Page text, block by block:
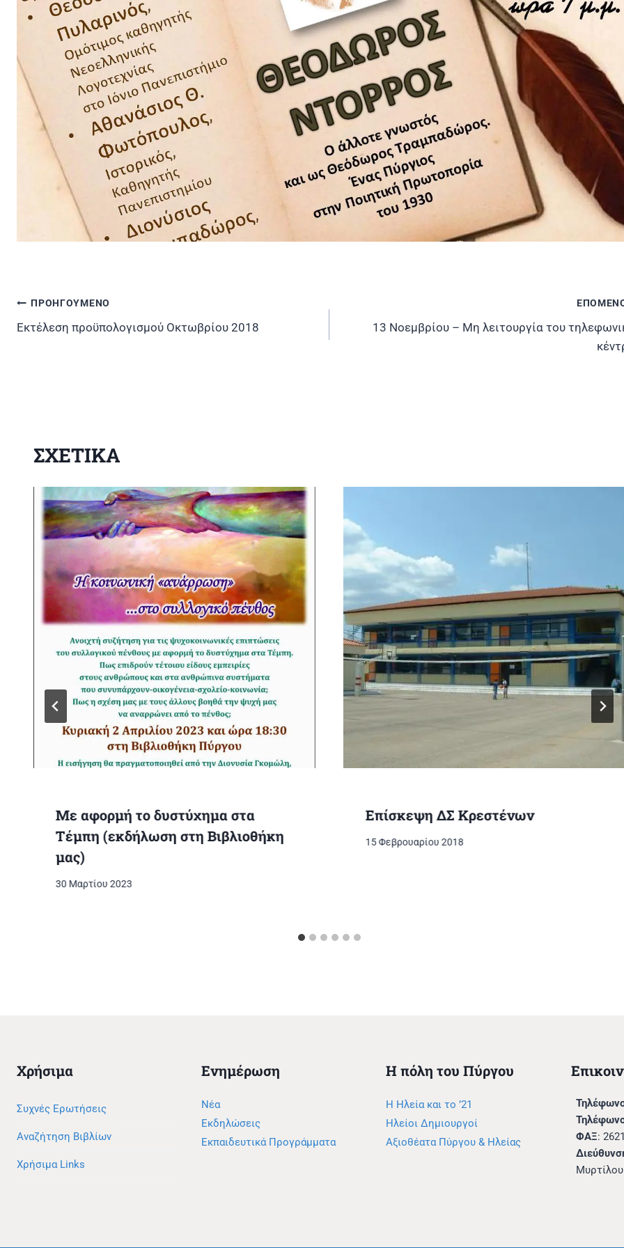
Πλοήγηση
ΠΡΟΗΓΟΥΜΕΝΟ
Εκτέλεση προϋπολογισμού Οκτωβρίου 2018
13 Νοεμβρίου – Μη λειτουργία του
ΣΧΕΤΙΚΑ
Με αφορμή το δυστύχημα στα
Τέμπη (εκδήλωση στη Βιβλιοθήκη
μας)
30 Μαρτίου 2023
Επίσκεψη ΔΣ Κρεστένων
15 Φεβρουαρίου 2018
Χρήσιμα
Συχνές Ερωτήσεις
Αναζήτηση Βιβλίων
Χρήσιμα Links
Ενημέρωση
Νέα
Εκδηλώσεις
Εκπαιδευτικά Προγράμματα
Η πόλη του Πύργου
Η Ηλεία και το ’21
Ηλείοι Δημιουργοί
Αξιοθέατα Πύργου & Ηλείας
ΦΑΞ:
Μυρτίλου